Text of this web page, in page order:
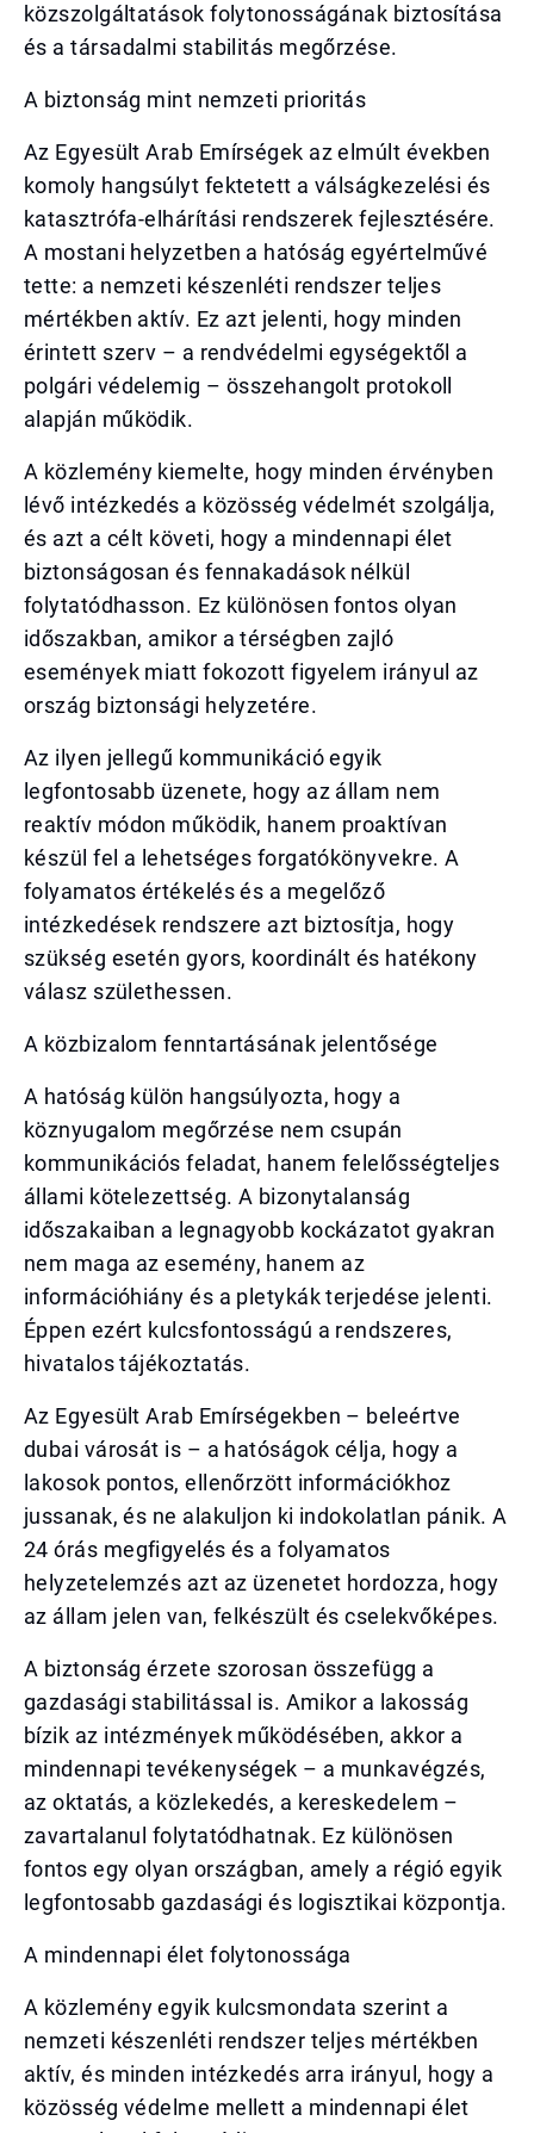
közszolgáltatások folytonosságának biztosítása
és a társadalmi stabilitás megőrzése.
A biztonság mint nemzeti prioritás
Az Egyesült Arab Emírségek az elmúlt években
komoly hangsúlyt fektetett a válságkezelési és
katasztrófa-elhárítási rendszerek fejlesztésére.
A mostani helyzetben a hatóság egyértelművé
tette: a nemzeti készenléti rendszer teljes
mértékben aktív. Ez azt jelenti, hogy minden
érintett szerv – a rendvédelmi egységektől a
polgári védelemig – összehangolt protokoll
alapján működik.
A közlemény kiemelte, hogy minden érvényben
lévő intézkedés a közösség védelmét szolgálja,
és azt a célt követi, hogy a mindennapi élet
biztonságosan és fennakadások nélkül
folytatódhasson. Ez különösen fontos olyan
időszakban, amikor a térségben zajló
események miatt fokozott figyelem irányul az
ország biztonsági helyzetére.
Az ilyen jellegű kommunikáció egyik
legfontosabb üzenete, hogy az állam nem
reaktív módon működik, hanem proaktívan
készül fel a lehetséges forgatókönyvekre. A
folyamatos értékelés és a megelőző
intézkedések rendszere azt biztosítja, hogy
szükség esetén gyors, koordinált és hatékony
válasz születhessen.
A közbizalom fenntartásának jelentősége
A hatóság külön hangsúlyozta, hogy a
köznyugalom megőrzése nem csupán
kommunikációs feladat, hanem felelősségteljes
állami kötelezettség. A bizonytalanság
időszakaiban a legnagyobb kockázatot gyakran
nem maga az esemény, hanem az
információhiány és a pletykák terjedése jelenti.
Éppen ezért kulcsfontosságú a rendszeres,
hivatalos tájékoztatás.
Az Egyesült Arab Emírségekben – beleértve
dubai városát is – a hatóságok célja, hogy a
lakosok pontos, ellenőrzött információkhoz
jussanak, és ne alakuljon ki indokolatlan pánik. A
24 órás megfigyelés és a folyamatos
helyzetelemzés azt az üzenetet hordozza, hogy
az állam jelen van, felkészült és cselekvőképes.
A biztonság érzete szorosan összefügg a
gazdasági stabilitással is. Amikor a lakosság
bízik az intézmények működésében, akkor a
mindennapi tevékenységek – a munkavégzés,
az oktatás, a közlekedés, a kereskedelem –
zavartalanul folytatódhatnak. Ez különösen
fontos egy olyan országban, amely a régió egyik
legfontosabb gazdasági és logisztikai központja.
A mindennapi élet folytonossága
A közlemény egyik kulcsmondata szerint a
nemzeti készenléti rendszer teljes mértékben
aktív, és minden intézkedés arra irányul, hogy a
közösség védelme mellett a mindennapi élet